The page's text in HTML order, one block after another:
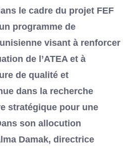
le cadre du projet FEF
programme de
visant à renforcer
de l’ATEA et à
de qualité et
dans la recherche
stratégique pour une
son allocution
Damak, directrice